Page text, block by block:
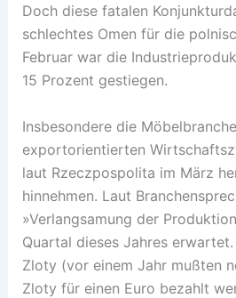
Doch diese fatalen
schlechtes Omen für die
Februar war die
15 Prozent gestiegen.
Insbesondere die
exportorientierten
laut Rzeczpospolita im März
hinnehmen. Laut
»Verlangsamung der
Quartal dieses Jahres
Zloty (vor einem Jahr mußten
Zloty für einen Euro bezahlt